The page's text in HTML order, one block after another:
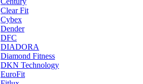
Clear Fit
Cybex
Dender
DFC
DIADORA
Diamond Fitness
DKN Technology
EuroFit